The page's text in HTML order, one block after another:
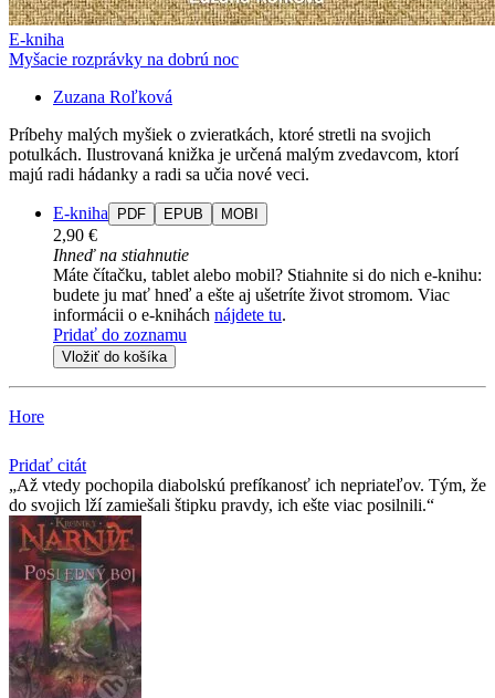
E-kniha
Myšacie rozprávky na dobrú noc
Zuzana Roľková
Príbehy malých myšiek o zvieratkách, ktoré stretli na svojich
potulkách. Ilustrovaná knižka je určená malým zvedavcom, ktorí
majú radi hádanky a radi sa učia nové veci.
E-kniha PDF EPUB MOBI
2,90 €
Ihneď na stiahnutie
Máte čítačku, tablet alebo mobil? Stiahnite si do nich e-knihu:
budete ju mať hneď a ešte aj ušetríte život stromom. Viac
informácii o e-knihách nájdete tu.
Pridať do zoznamu
Vložiť do košíka
Hore
Pridať citát
Až vtedy pochopila diabolskú prefíkanosť ich nepriateľov. Tým, že
do svojich lží zamiešali štipku pravdy, ich ešte viac posilnili.